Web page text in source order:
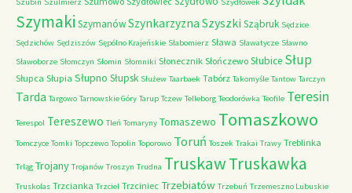
Szymaki SzymanówSzynkarzyzna Szyszki Sząbruk Sędzice
Sędzichów Sędziszów Sępólno Krajeńskie Słabomierz Sława Sławatycze Sławno
Sławoborze Słomczyn Słomin Słomniki Słonecznik Słończewo Słubice Słup
Słupca Słupia Słupno Słupsk Służew Taarbaek Tabórz Takomyśle Tantow Tarczyn
Tarda Targowo Tarnowskie Góry Tarup Tczew Telleborg Teodorówka Teofile Teresin
Terespol Tereszewo Tleń Tomaryny Tomaszewo Tomaszkowo
Tomczyce Tomki Topczewo Topolin Toporowo Toruń Toszek Trakai Trawy Treblinka
Trląg Trojany Trojanów Troszyn Trudna TruskawTruskawka
Truskolas Trzcianka Trzciel Trzciniec Trzebiatów Trzebuń Trzemeszno Lubuskie